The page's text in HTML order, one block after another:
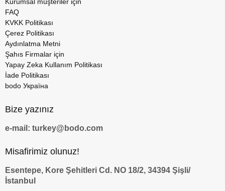
FAQ
KVKK Politikası
Çerez Politikası
Aydınlatma Metni
Şahıs Firmalar için
Yapay Zeka Kullanım Politikası
İade Politikası
bodo Україна
Bize yazınız
e-mail: turkey@bodo.com
Misafirimiz olunuz!
Esentepe, Kore Şehitleri Cd. NO 18/2, 34394 Şişli/
İstanbul